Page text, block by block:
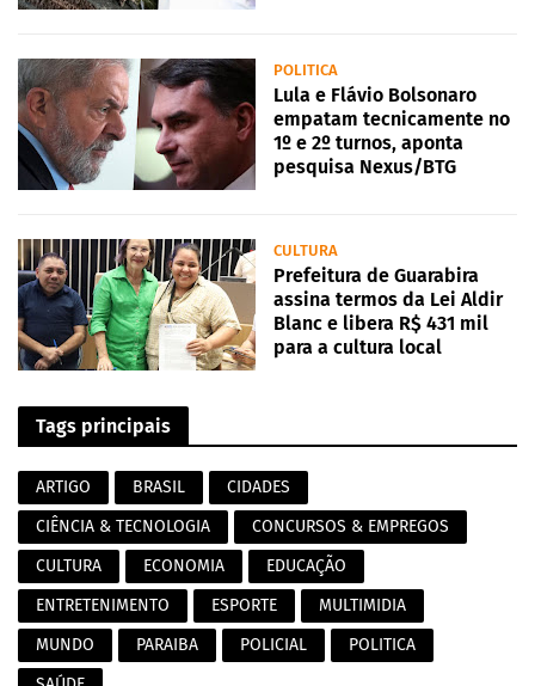
POLITICA
Lula e Flávio Bolsonaro
empatam tecnicamente no
1º e 2º turnos, aponta
pesquisa Nexus/BTG
CULTURA
Prefeitura de Guarabira
assina termos da Lei Aldir
Blanc e libera R$ 431 mil
para a cultura local
Tags principais
ARTIGO BRASIL
CIDADES
CIÊNCIA & TECNOLOGIA
CONCURSOS & EMPREGOS
CULTURA
ECONOMIA
EDUCAÇÃO
ENTRETENIMENTO
ESPORTE
MULTIMIDIA
MUNDO
PARAIBA POLICIAL
POLITICA